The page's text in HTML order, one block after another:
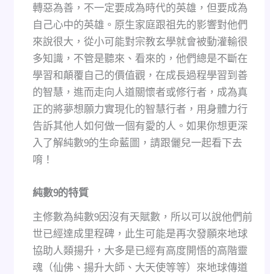
轉惡為善，不一定要成為時代的英雄，但要成為
自己心中的英雄。原生家庭跟祖先的影響對他們
來說很大，從小可能對宗教玄學就會被動灌輸很
多知識，不管是聽來、看來的，他們總是不斷在
學習和顛覆自己的價值觀，在成長過程學習到善
的智慧，進而走向人道關懷者或修行者，成為真
正的將夢想願力實現化的智慧行者，用身體力行
告訴其他人如何做一個有愛的人。如果你想更深
入了解純數9的生命藍圖，請跟儷兒一起看下去
唷！
純數9的特質
主修數為純數9因沒有天賦數，所以可以說他們前
世已經達成里程碑，此生可能是再次發願來地球
協助人類揚升，大多是已經有高度開悟的高階靈
魂（仙佛、揚升大師、大天使等等）來地球傳道